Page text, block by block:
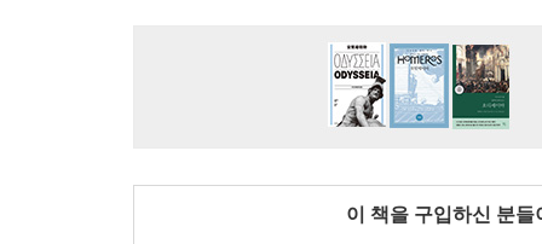
이 책을 구입하신 분